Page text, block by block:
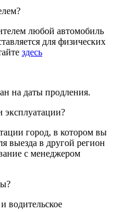
любой автомобиль
для физических
здесь
на даты продления.
эксплуатации?
город, в котором вы
выезда в другой регион
с менеджером
водительское